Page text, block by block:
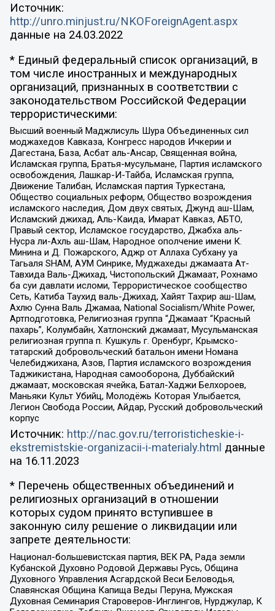
Источник:
http://unro.minjust.ru/NKOForeignAgent.aspx
данные на 24.03.2022
* Единый федеральный список организаций, в
том числе иностранных и международных
организаций, признанных в соответствии с
законодательством Российской Федерации
террористическими:
Высший военный Маджлисуль Шура Объединенных сил
моджахедов Кавказа, Конгресс народов Ичкерии и
Дагестана, База, Асбат аль-Ансар, Священная война,
Исламская группа, Братья-мусульмане, Партия исламского
освобождения, Лашкар-И-Тайба, Исламская группа,
Движение Талибан, Исламская партия Туркестана,
Общество социальных реформ, Общество возрождения
исламского наследия, Дом двух святых, Джунд аш-Шам,
Исламский джихад, Аль-Каида, Имарат Кавказ, АБТО,
Правый сектор, Исламское государство, Джабха аль-
Нусра ли-Ахль аш-Шам, Народное ополчение имени К.
Минина и Д. Пожарского, Аджр от Аллаха Субхану уа
Тагьаля SHAM, АУМ Синрике, Муджахеды джамаата Ат-
Тавхида Валь-Джихад, Чистопольский Джамаат, Рохнамо
ба суи давлати исломи, Террористическое сообщество
Сеть, Катиба Таухид валь-Джихад, Хайят Тахрир аш-Шам,
Ахлю Сунна Валь Джамаа, National Socialism/White Power,
Артподготовка, Религиозная группа “Джамаат “Красный
пахарь”, Колумбайн, Хатлонский джамаат, Мусульманская
религиозная группа п. Кушкуль г. Оренбург, Крымско-
татарский добровольческий батальон имени Номана
Челебиджихана, Азов, Партия исламского возрождения
Таджикистана, Народная самооборона, Дуббайский
джамаат, московская ячейка, Батал-Хаджи Белхороев,
Маньяки Культ Убийц, Молодёжь Которая Улыбается,
Легион Свобода России, Айдар, Русский добровольческий
корпус
Источник: http://nac.gov.ru/terroristicheskie-i-
ekstremistskie-organizacii-i-materialy.html данные
на 16.11.2023
* Перечень общественных объединений и
религиозных организаций в отношении
которых судом принято вступившее в
законную силу решение о ликвидации или
запрете деятельности:
Национал-большевистская партия, ВЕК РА, Рада земли
Кубанской Духовно Родовой Державы Русь, Община
Духовного Управления Асгардской Веси Беловодья,
Славянская Община Капища Веды Перуна, Мужская
Духовная Семинария Староверов-Инглингов, Нурджулар, К